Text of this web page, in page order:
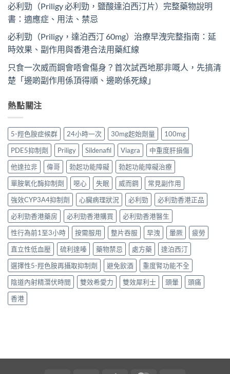
必利勁（Priligy 必利勁，鹽酸達泊西汀片）完整藥物說明
書：適應症、用法、禁忌
必利勁（Priligy，達泊西汀 60mg）治療早洩完整指南：延
時效果、副作用與香港合法用藥紅線
只食一次威而鋼會唔會傷身？首次試西地那非嘅人，先搞清
楚「邊啲副作用係頂得順、邊啲係死線」
熱點關注
5-羥色胺症候群 24小時一次 30mg起始劑量
100mg
PDE5抑制劑
Priligy Sildenafil Viagra
中重度肝損傷
他達拉非
偉哥 勃起功能障礙
勃起功能障礙治療
單胺氧化酶抑制劑
噁心 失眠 威而鋼
常見副作用
強效CYP3A4抑制劑
心臟病理狀況 必利勁
必利勁香港正品
必利勁香港藥房
必利勁香港購買
必利勁香港醫生
性行為前1至3小時
按需服用 整片吞服 早洩 暈厥
疲勞
直立性低血壓
硫利達嗪 藥物禁忌 處方藥
達泊西汀
選擇性5-羥色胺再攝取抑制劑
避免飲酒
重度腎功能不全
陰道內射精潛伏時間
雙效希愛力 雙效犀利士 頭暈
頭痛
香港